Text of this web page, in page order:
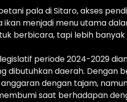
pala di Sitaro, akses
ikan menjadi menu utama
berbicara, tapi lebih
periode 2024-2029
dibutuhkan daerah. Dengan
dengan tajam,
saat berhadapan